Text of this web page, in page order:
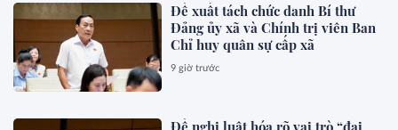
Đề xuất tách chức danh Bí thư
Đảng ủy xã và Chính trị viên Ban
Chỉ huy quân sự cấp xã
9 giờ trước
Đề nghị luật hóa rõ vai trò “đại